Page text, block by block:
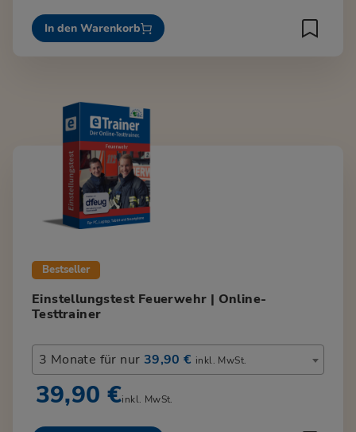
In den Warenkorb
Bestseller
Einstellungstest Feuerwehr | Online-
Testtrainer
3 Monate für nur 39,90 € inkl. MwSt.
39,90 €inkl. MwSt.